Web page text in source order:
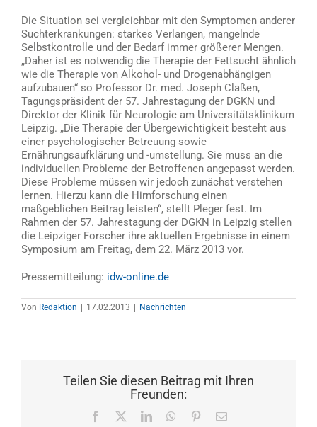
Die Situation sei vergleichbar mit den Symptomen anderer
Suchterkrankungen: starkes Verlangen, mangelnde
Selbstkontrolle und der Bedarf immer größerer Mengen.
„Daher ist es notwendig die Therapie der Fettsucht ähnlich
wie die Therapie von Alkohol- und Drogenabhängigen
aufzubauen“ so Professor Dr. med. Joseph Claßen,
Tagungspräsident der 57. Jahrestagung der DGKN und
Direktor der Klinik für Neurologie am Universitätsklinikum
Leipzig. „Die Therapie der Übergewichtigkeit besteht aus
einer psychologischer Betreuung sowie
Ernährungsaufklärung und -umstellung. Sie muss an die
individuellen Probleme der Betroffenen angepasst werden.
Diese Probleme müssen wir jedoch zunächst verstehen
lernen. Hierzu kann die Hirnforschung einen
maßgeblichen Beitrag leisten“, stellt Pleger fest. Im
Rahmen der 57. Jahrestagung der DGKN in Leipzig stellen
die Leipziger Forscher ihre aktuellen Ergebnisse in einem
Symposium am Freitag, dem 22. März 2013 vor.
Pressemitteilung: idw-online.de
Von Redaktion | 17.02.2013 | Nachrichten
Teilen Sie diesen Beitrag mit Ihren
Freunden:
Facebook LinkedInWhatsApp
Pinterest
E-